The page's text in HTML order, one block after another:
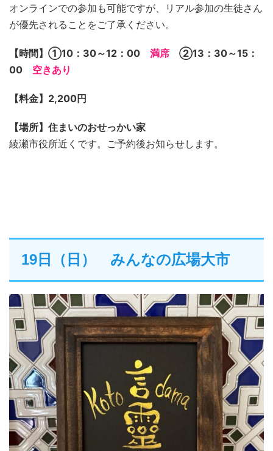
オンラインでの参加も可能ですが、リアル参加の生徒さん
が優先されることをご了承ください。
【時間】①10：30～12：00 満席 ②13：30～15：
00
空きあり
【料金】2,200円
【場所】住まいのおせっかい家
綾瀬市役所近くです。ご予約後お知らせします。
19日（日） みんなの広場大市